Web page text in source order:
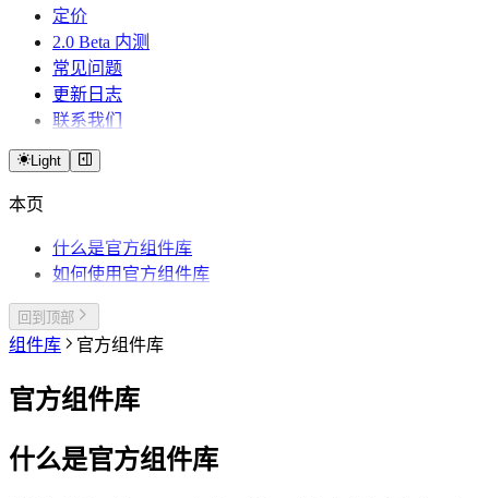
定价
2.0 Beta 内测
常见问题
更新日志
联系我们
Light
本页
什么是官方组件库
如何使用官方组件库
回到顶部
组件库 官方组件库
官方组件库
什么是官方组件库